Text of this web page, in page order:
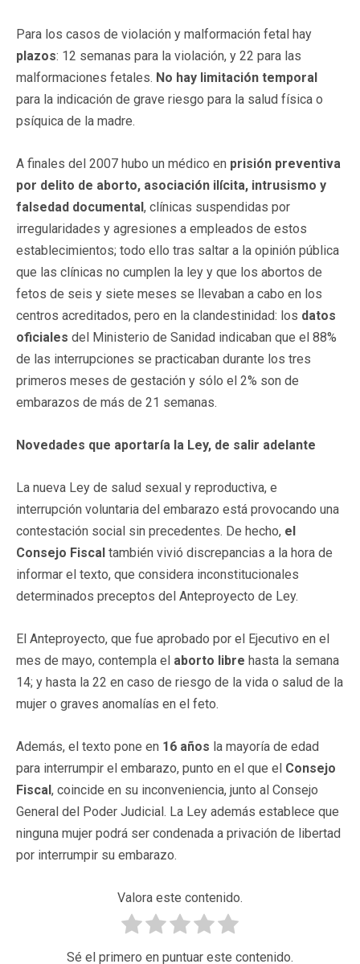
Para los casos de violación y malformación fetal hay
plazos: 12 semanas para la violación, y 22 para las
malformaciones fetales. No hay limitación temporal
para la indicación de grave riesgo para la salud física o
psíquica de la madre.
A finales del 2007 hubo un médico en prisión preventiva
por delito de aborto, asociación ilícita, intrusismo y
falsedad documental, clínicas suspendidas por
irregularidades y agresiones a empleados de estos
establecimientos; todo ello tras saltar a la opinión pública
que las clínicas no cumplen la ley y que los abortos de
fetos de seis y siete meses se llevaban a cabo en los
centros acreditados, pero en la clandestinidad: los datos
oficiales del Ministerio de Sanidad indicaban que el 88%
de las interrupciones se practicaban durante los tres
primeros meses de gestación y sólo el 2% son de
embarazos de más de 21 semanas.
Novedades que aportaría la Ley, de salir adelante
La nueva Ley de salud sexual y reproductiva, e
interrupción voluntaria del embarazo está provocando una
contestación social sin precedentes. De hecho, el
Consejo Fiscal también vivió discrepancias a la hora de
informar el texto, que considera inconstitucionales
determinados preceptos del Anteproyecto de Ley.
El Anteproyecto, que fue aprobado por el Ejecutivo en el
mes de mayo, contempla el aborto libre hasta la semana
14; y hasta la 22 en caso de riesgo de la vida o salud de la
mujer o graves anomalías en el feto.
Además, el texto pone en 16 años la mayoría de edad
para interrumpir el embarazo, punto en el que el Consejo
Fiscal, coincide en su inconveniencia, junto al Consejo
General del Poder Judicial. La Ley además establece que
ninguna mujer podrá ser condenada a privación de libertad
por interrumpir su embarazo.
Valora este contenido.
Sé el primero en puntuar este contenido.